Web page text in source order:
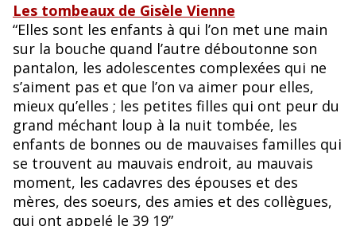
Les tombeaux de Gisèle Vienne
“Elles sont les enfants à qui l’on met une main
sur la bouche quand l’autre déboutonne son
pantalon, les adolescentes complexées qui ne
s’aiment pas et que l’on va aimer pour elles,
mieux qu’elles ; les petites filles qui ont peur du
grand méchant loup à la nuit tombée, les
enfants de bonnes ou de mauvaises familles qui
se trouvent au mauvais endroit, au mauvais
moment, les cadavres des épouses et des
mères, des soeurs, des amies et des collègues,
qui ont appelé le 39 19”